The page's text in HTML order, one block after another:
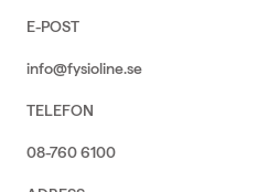
E-POST
info@fysioline.se
TELEFON
08-760 6100